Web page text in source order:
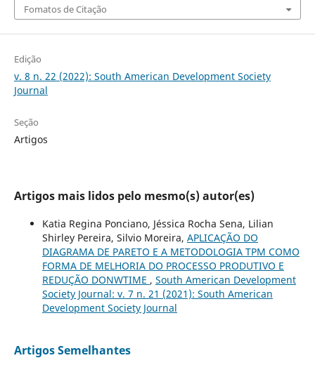
Fomatos de Citação
Edição
v. 8 n. 22 (2022): South American Development Society
Journal
Seção
Artigos
Artigos mais lidos pelo mesmo(s) autor(es)
Katia Regina Ponciano, Jéssica Rocha Sena, Lilian
Shirley Pereira, Silvio Moreira, APLICAÇÃO DO
DIAGRAMA DE PARETO E A METODOLOGIA TPM COMO
FORMA DE MELHORIA DO PROCESSO PRODUTIVO E
REDUÇÃO DONWTIME , South American Development
Society Journal: v. 7 n. 21 (2021): South American
Development Society Journal
Artigos Semelhantes